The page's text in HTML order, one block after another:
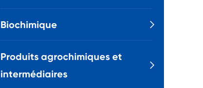
Biochimique 
Produits agrochimiques et
intermédiaires
